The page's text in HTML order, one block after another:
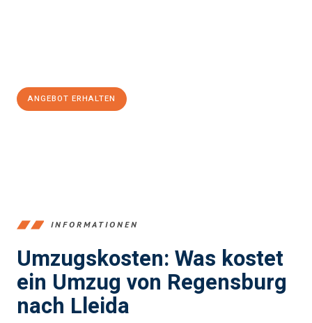
ANGEBOT ERHALTEN
INFORMATIONEN
Umzugskosten: Was kostet
ein Umzug von Regensburg
nach Lleida